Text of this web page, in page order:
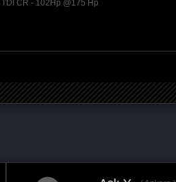
CR - 102Hp @175 Hp